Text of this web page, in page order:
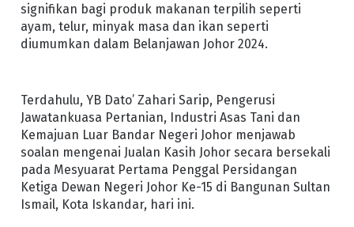
signifikan bagi produk makanan terpilih seperti
ayam, telur, minyak masa dan ikan seperti
diumumkan dalam Belanjawan Johor 2024.
Terdahulu, YB Dato’ Zahari Sarip, Pengerusi
Jawatankuasa Pertanian, Industri Asas Tani dan
Kemajuan Luar Bandar Negeri Johor menjawab
soalan mengenai Jualan Kasih Johor secara bersekali
pada Mesyuarat Pertama Penggal Persidangan
Ketiga Dewan Negeri Johor Ke-15 di Bangunan Sultan
Ismail, Kota Iskandar, hari ini.